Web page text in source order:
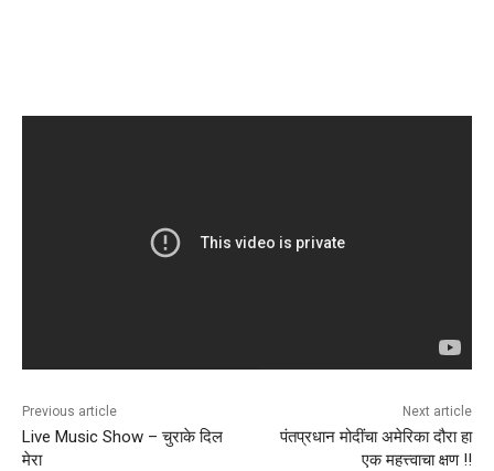
Previous article
Live Music Show – चुराके दिल
मेरा
Next article
पंतप्रधान मोदींचा अमेरिका दौरा हा
एक महत्त्वाचा क्षण !!